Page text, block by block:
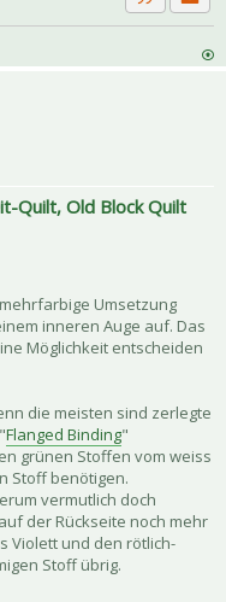
Zitat
Quilt, Old Block Quilt
Umsetzung
inneren Auge auf. Das
Möglichkeit entscheiden
die meisten sind zerlegte
Flanged Binding"
grünen Stoffen vom weiss
Stoff benötigen.
vermutlich doch
der Rückseite noch mehr
Violett und den rötlich-
Stoff übrig.